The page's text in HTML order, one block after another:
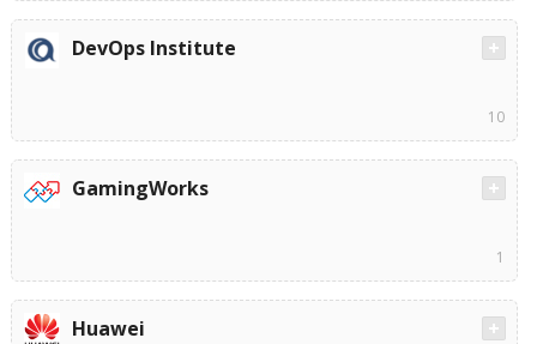
DevOps Institute
10
GamingWorks
1
Huawei